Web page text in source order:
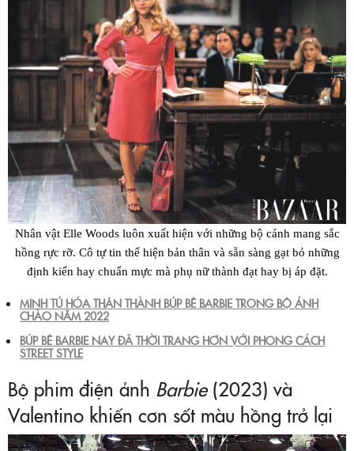
Nhân vật Elle Woods luôn xuất hiện với những bộ cánh mang sắc
hồng rực rỡ. Cô tự tin thể hiện bản thân và sẵn sàng gạt bỏ những
định kiến hay chuẩn mực mà phụ nữ thành đạt hay bị áp đặt.
MINH TÚ HÓA THÂN THÀNH BÚP BÊ BARBIE TRONG BỘ ẢNH
CHÀO NĂM 2022
BÚP BÊ BARBIE NAY ĐÃ THỜI TRANG HƠN VỚI PHONG CÁCH
STREET STYLE
Bộ phim điện ảnh Barbie(2023) và
Valentino khiến cơn sốt màu hồng trở lại